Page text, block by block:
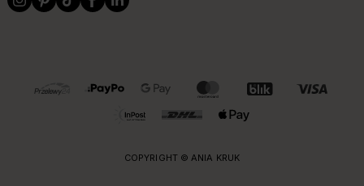
OBSŁUGIWANE FORMY PŁATNOŚCI I DOSTAWY
COPYRIGHT © ANIA KRUK